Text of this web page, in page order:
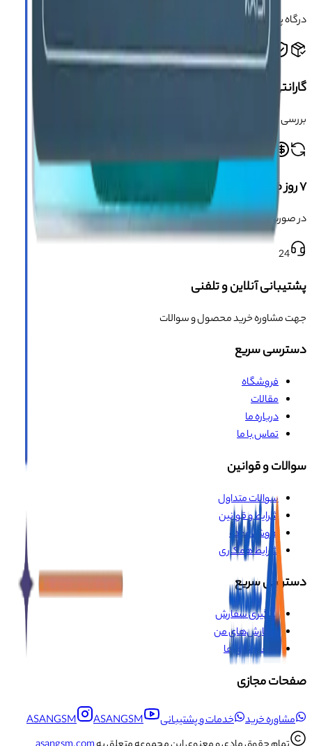
درگاه پرداخت امن و دارای مجوز اینماد
گارانتی سلامت محصول
بررسی سلامت فیزیکی کالا قبل از ارسال
۷ روز ضمانت بازگشت
در صورت معیوب بودن محصول
24
پشتیبانی آنلاین و تلفنی
جهت مشاوره خرید محصول و سوالات
دسترسی سریع
فروشگاه
مقالات
درباره ما
تماس با ما
سوالات و قوانین
سوالات متداول
شرایط و قوانین
فروش عمده
شرایط همکاری
دسترسی سریع
پیگیری سفارش
سفارش‌های من
علاقه‌مندی‌ها
صفحات مجازی
مشاوره خرید خدمات و پشتیبانی ASANGSM
ASANGSM